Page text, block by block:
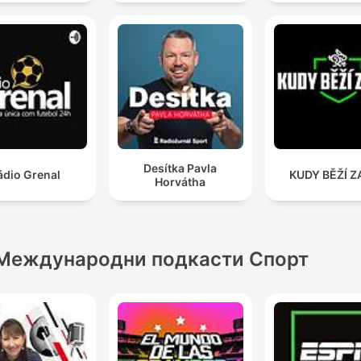
Grenal
Desítka Pavla
Horvátha
KUDY BĚŽÍ
подкасти Спорт